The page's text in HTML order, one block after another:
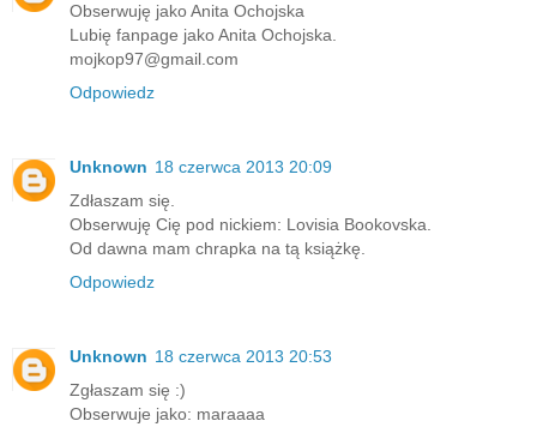
Obserwuję jako Anita Ochojska
Lubię fanpage jako Anita Ochojska.
mojkop97@gmail.com
Odpowiedz
Unknown 18 czerwca 2013 20:09
Zdłaszam się.
Obserwuję Cię pod nickiem: Lovisia Bookovska.
Od dawna mam chrapka na tą książkę.
Odpowiedz
Unknown 18 czerwca 2013 20:53
Zgłaszam się :)
Obserwuje jako: maraaaa